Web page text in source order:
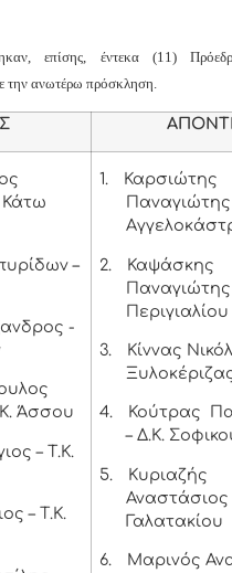
επίσης, έντεκα (11)
την ανωτέρω πρόσκληση.
Κάτω
–
-
Άσσου
– Τ.Κ.
– Τ.Κ.
1.
Καρσιώτης
Παναγιώτης
2.
Καψάσκης
Παναγιώτης
Περιγιαλίου
3.
Κίννας
4.
Κούτρας
– Δ.Κ.
5.
Κυριαζής
Γαλατακίου
6.
Μαρινός